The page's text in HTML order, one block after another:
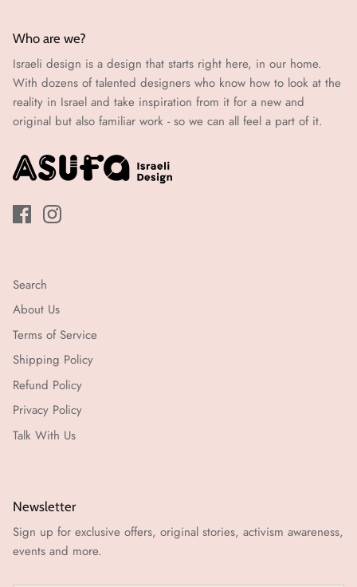
Who are we?
Israeli design is a design that starts right here, in our home.
With dozens of talented designers who know how to look at the
reality in Israel and take inspiration from it for a new and
original but also familiar work - so we can all feel a part of it.
Search
About Us
Terms of Service
Shipping Policy
Refund Policy
Privacy Policy
Talk With Us
Newsletter
Sign up for exclusive offers, original stories, activism awareness,
events and more.